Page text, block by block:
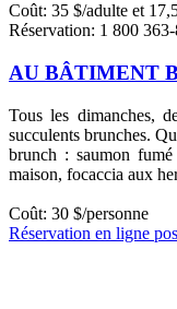
Coût: 35 $/adulte et
Réservation: 1 800
AU BÂTIMENT
Tous les dimanches,
succulents brunches.
brunch : saumon
maison, focaccia aux
Coût: 30 $/personne
Réservation en ligne